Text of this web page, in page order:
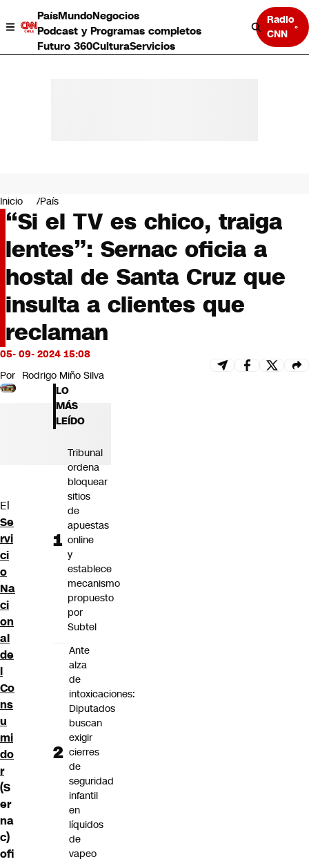
PaísMundoNegocios
Podcast y Programas completos
Futuro 360CulturaServicios
Radio
CNN
Negocios
Deportes
Programas completos
Cultura
Servicios
Bits
CNN tiempo
Futuro 360
Opinión
Inicio País
“Si el TV es chico, traiga
lentes”: Sernac oficia a
hostal de Santa Cruz que
insulta a clientes que
reclaman
05- 09- 2024 15:08
Por Rodrigo Miño Silva
El
Se
rvi
ci
o
Na
ci
on
al
de
l
Co
ns
u
mi
do
r
(S
er
na
c)
ofi
LO
MÁS
LEÍDO
Tribunal
ordena
bloquear
sitios
de
apuestas
online
y
establece
mecanismo
propuesto
por
Subtel
Ante
alza
de
intoxicaciones:
Diputados
buscan
exigir
cierres
de
seguridad
infantil
en
líquidos
de
vapeo